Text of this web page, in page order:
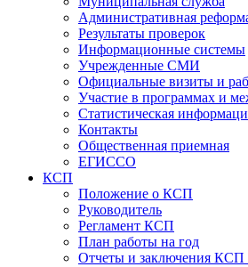
Административная
Результаты проверок
Информационные системы
Учрежденные СМИ
Официальные визиты и
Участие в программах и
Статистическая
Контакты
Общественная приемная
ЕГИССО
КСП
Положение о КСП
Руководитель
Регламент КСП
План работы на год
Отчеты и заключения КСП